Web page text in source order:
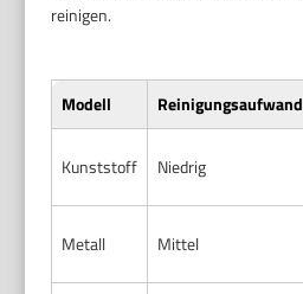
reinigen.
Modell Reinigungsaufwand
Kunststoff Niedrig
Metall Mittel